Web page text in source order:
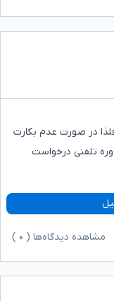
در صورت عدم بکارت
تلفنی درخواست
مشاهده دیدگاه‌ها ( ۰